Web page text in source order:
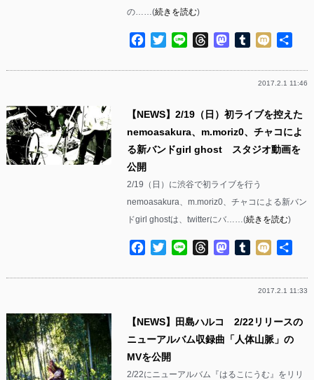
の……(続きを読む)
Facebook
TwitterLine ThreadsMastodon
Tumblr
Mixi
2017.2.1 11:46
【NEWS】2/19（日）初ライブを控えた
nemoasakura、m.moriz0、チャコによ
る新バンドgirl ghost スタジオ動画を
公開
2/19（日）に渋谷で初ライブを行う
nemoasakura、m.moriz0、チャコによる新バン
ドgirl ghostは、twitterにバ……(続きを読む)
Facebook
TwitterLine ThreadsMastodon
Tumblr
Mixi
2017.2.1 11:33
【NEWS】田島ハルコ 2/22リリースの
ニューアルバム収録曲「人体山脈」の
MVを公開
2/22にニューアルバム『はるこにうむ』をリリ